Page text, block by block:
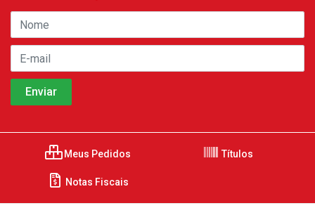
Meus Pedidos Títulos
Notas Fiscais